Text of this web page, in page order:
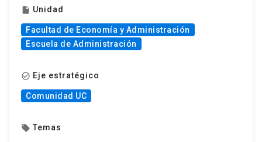
insert_drive_file Unidad
Facultad de Economía y Administración
Escuela de Administración
check_circle_outline Eje estratégico
Comunidad UC
local_offer Temas